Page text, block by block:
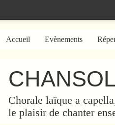
Chorale laïque a
le plaisir de chanter
Accueil Evènements